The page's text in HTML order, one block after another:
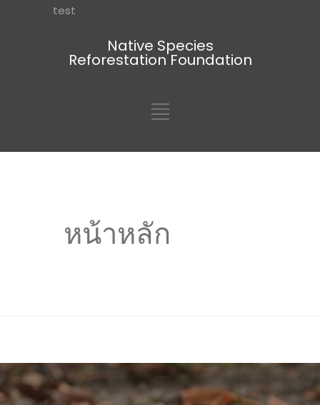
test
Native Species
Reforestation Foundation
หน้าหลัก